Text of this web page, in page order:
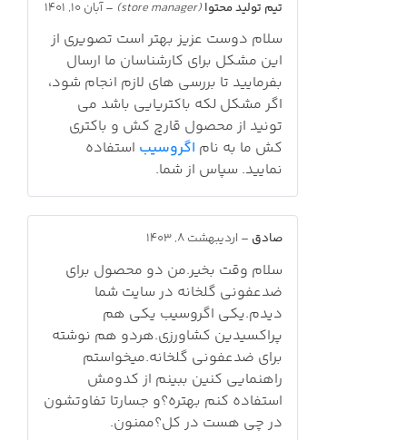
تیم تولید محتوا (store manager)
– آبان 10, 1401
سلام دوست عزیز بهتر است تصویری از
این مشکل برای کارشناسان ما ارسال
بفرمایید تا بررسی های لازم انجام شود،
اگر مشکل لکه باکتریایی باشد می
تونید از محصول قارچ کش و باکتری
کش ما به نام اگروسیب استفاده
نمایید. سپاس از شما.
صادق – اردیبهشت 8, 1403
سلام وقت بخیر.من دو محصول برای
ضدعفونی گلخانه در سایت شما
دیدم.یکی اگروسیب یکی هم
پراکسیدین کشاورزی.هردو هم نوشته
برای ضدعفونی گلخانه.میخواستم
راهنمایی کنین ببینم از کدومش
استفاده کنم بهتره؟و جسارتا تفاوتشون
در چی هست در کل؟ممنون.